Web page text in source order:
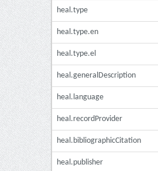
heal.type
heal.type.en
heal.type.el
heal.generalDescription
heal.language
heal.recordProvider
heal.bibliographicCitation
heal.publisher